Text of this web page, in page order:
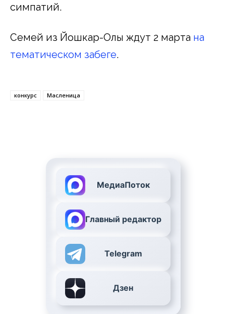
симпатий.
Семей из Йошкар-Олы ждут 2 марта на
тематическом забеге.
конкурс Масленица
МедиаПоток
Главный редактор
Telegram
Дзен